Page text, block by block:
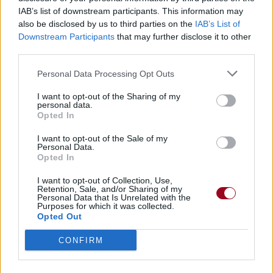
IAB’s list of downstream participants. This information may
also be disclosed by us to third parties on the IAB’s List of
Downstream Participants that may further disclose it to other
Personal Data Processing Opt Outs
I want to opt-out of the Sharing of my
personal data.
Opted In
I want to opt-out of the Sale of my
Personal Data.
Opted In
I want to opt-out of Collection, Use,
Retention, Sale, and/or Sharing of my
Personal Data that Is Unrelated with the
Purposes for which it was collected.
Opted Out
CONFIRM